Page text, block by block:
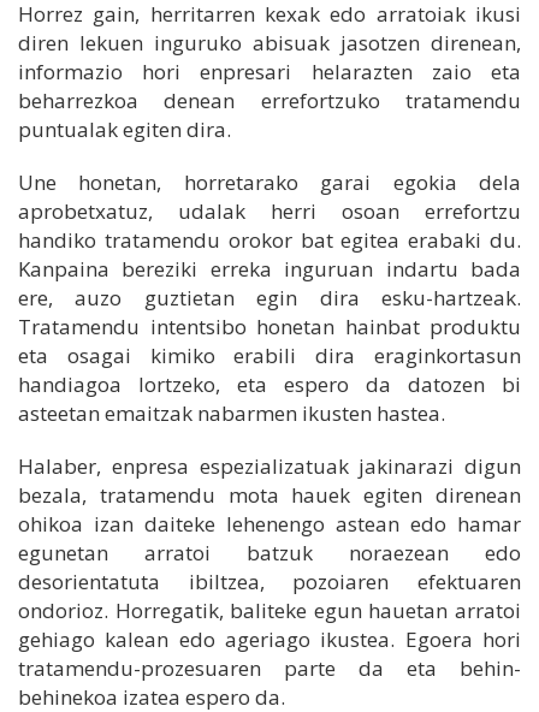
Horrez gain, herritarren kexak edo arratoiak ikusi
diren lekuen inguruko abisuak jasotzen direnean,
informazio hori enpresari helarazten zaio eta
beharrezkoa denean errefortzuko tratamendu
puntualak egiten dira.
Une honetan, horretarako garai egokia dela
aprobetxatuz, udalak herri osoan errefortzu
handiko tratamendu orokor bat egitea erabaki du.
Kanpaina bereziki erreka inguruan indartu bada
ere, auzo guztietan egin dira esku-hartzeak.
Tratamendu intentsibo honetan hainbat produktu
eta osagai kimiko erabili dira eraginkortasun
handiagoa lortzeko, eta espero da datozen bi
asteetan emaitzak nabarmen ikusten hastea.
Halaber, enpresa espezializatuak jakinarazi digun
bezala, tratamendu mota hauek egiten direnean
ohikoa izan daiteke lehenengo astean edo hamar
egunetan arratoi batzuk noraezean edo
desorientatuta ibiltzea, pozoiaren efektuaren
ondorioz. Horregatik, baliteke egun hauetan arratoi
gehiago kalean edo ageriago ikustea. Egoera hori
tratamendu-prozesuaren parte da eta behin-
behinekoa izatea espero da.